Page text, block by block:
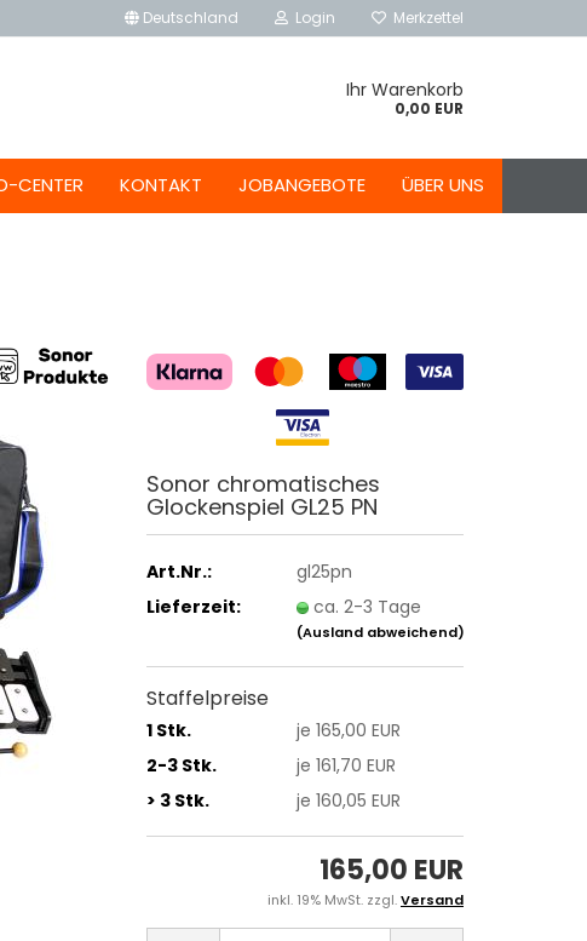
Deutschland Login Merkzettel
Ihr Warenkorb
0,00 EUR
CENTER KONTAKT JOBANGEBOTE ÜBER UNS
Sonor chromatisches
Glockenspiel GL25 PN
Art.Nr.:
gl25pn
Lieferzeit:
ca. 2-3 Tage
(Ausland abweichend)
Staffelpreise
1 Stk.
je 165,00 EUR
2-3 Stk.
je 161,70 EUR
> 3 Stk.
je 160,05 EUR
165,00 EUR
inkl. 19% MwSt. zzgl.Versand